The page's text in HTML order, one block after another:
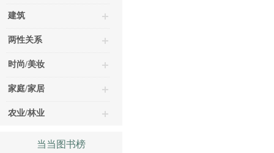
建筑
两性关系
时尚/美妆
家庭/家居
农业/林业
当当图书榜